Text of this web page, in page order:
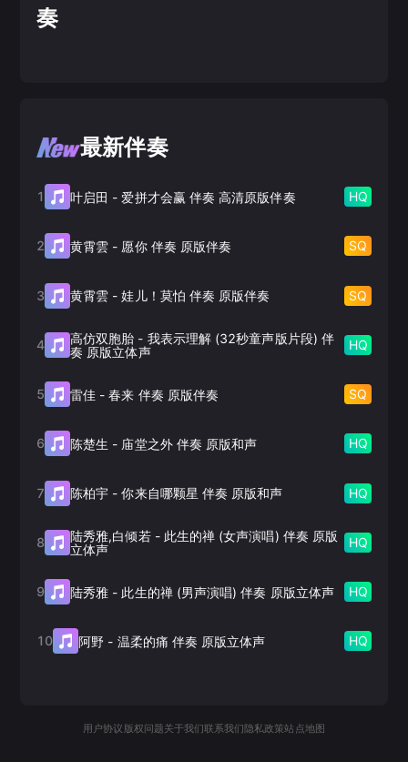
奏
最新伴奏
1 叶启田 -爱拼才会赢 伴奏 高清原版伴奏 HQ
2 黄霄雲 - 愿你 伴奏 原版伴奏 SQ
3 黄霄雲 -娃儿！莫怕 伴奏 原版伴奏 SQ
4 高仿双胞胎 - 我表示理解 (32秒童声版片段) 伴
奏 原版立体声
HQ
5 雷佳 -春来 伴奏 原版伴奏 SQ
6 陈楚生 - 庙堂之外 伴奏 原版和声 HQ
7 陈柏宇 -你来自哪颗星 伴奏 原版和声 HQ
8 陆秀雅,白倾若- 此生的禅 (女声演唱) 伴奏 原版
立体声
HQ
9 陆秀雅 - 此生的禅 (男声演唱) 伴奏 原版立体声 HQ
10 阿野 - 温柔的痛 伴奏 原版立体声 HQ
用户协议 版权问题关于我们联系我们 隐私政策站点地图